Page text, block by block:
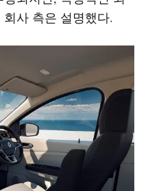
사 측은 설명했다.